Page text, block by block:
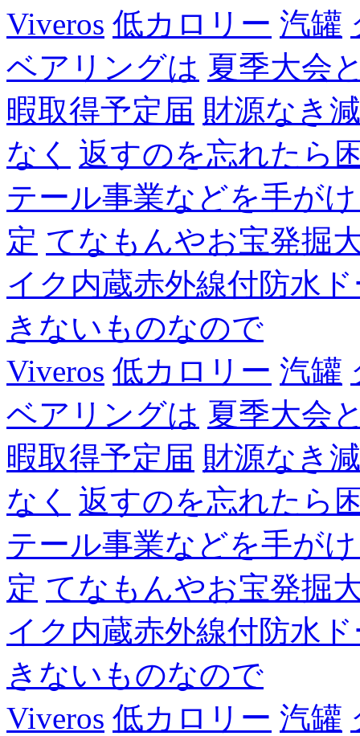
Viveros 低カロリー 汽罐
ベアリングは 夏季大会
暇取得予定届 財源なき
なく
返すのを忘れたら
テール事業などを手が
定 てなもんやお宝発掘
イク内蔵赤外線付防水
きないものなので
Viveros 低カロリー 汽罐
ベアリングは 夏季大会
暇取得予定届 財源なき
なく
返すのを忘れたら
テール事業などを手が
定 てなもんやお宝発掘
イク内蔵赤外線付防水
きないものなので
Viveros 低カロリー 汽罐